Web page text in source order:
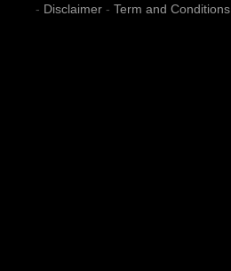
- Disclaimer - Term and Conditions